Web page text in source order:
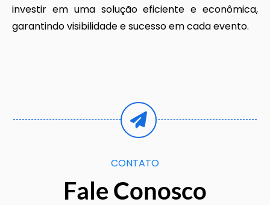
investir em uma solução eficiente e econômica,
garantindo visibilidade e sucesso em cada evento.
CONTATO
Fale Conosco